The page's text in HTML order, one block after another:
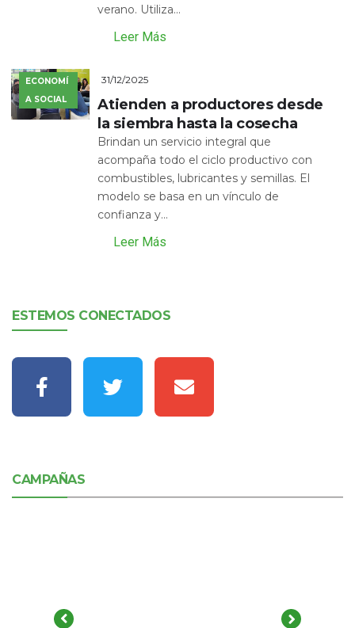
verano. Utiliza...
Leer Más
ECONOMÍ
A SOCIAL
31/12/2025
Atienden a productores desde
la siembra hasta la cosecha
Brindan un servicio integral que
acompaña todo el ciclo productivo con
combustibles, lubricantes y semillas. El
modelo se basa en un vínculo de
confianza y...
Leer Más
ESTEMOS CONECTADOS
CAMPAÑAS